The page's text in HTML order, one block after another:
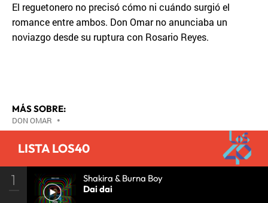
El reguetonero no precisó cómo ni cuándo surgió el
romance entre ambos. Don Omar no anunciaba un
noviazgo desde su ruptura con Rosario Reyes.
MÁS SOBRE:
DON OMAR •
LISTA LOS40
1
Shakira & Burna Boy
Dai dai